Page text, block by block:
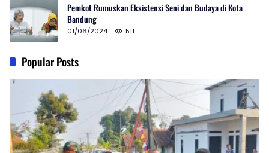
Pemkot Rumuskan Eksistensi Seni dan Budaya di Kota
Bandung
01/06/2024 511
Popular Posts